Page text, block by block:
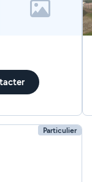
Particulier